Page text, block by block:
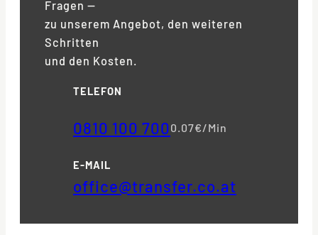
Fragen —
zu unserem Angebot, den weiteren
Schritten
und den Kosten.
TELEFON
0810 100 7000.07€/Min
E-MAIL
office@transfer.co.at